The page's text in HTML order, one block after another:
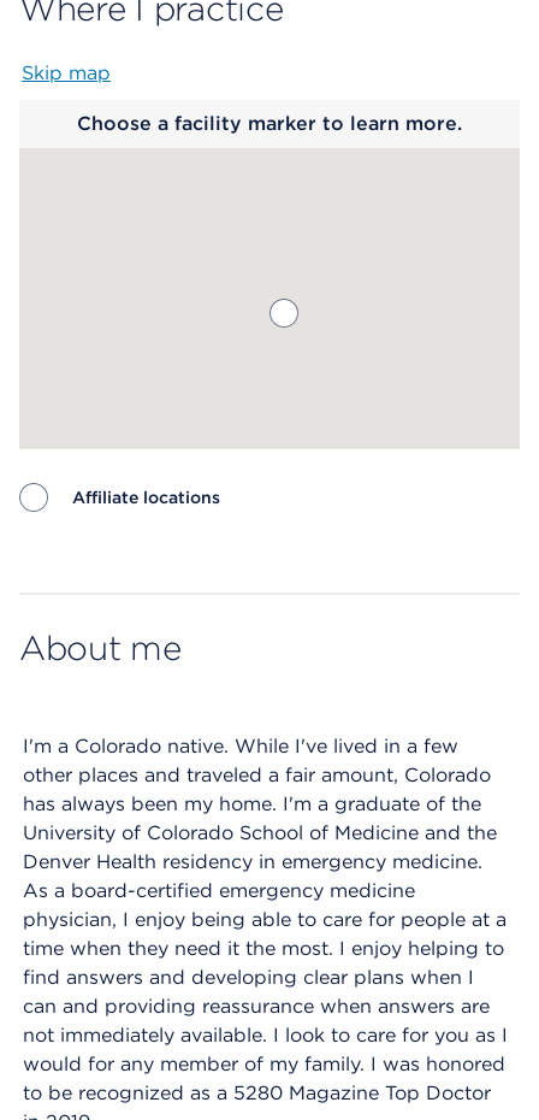
Where I practice
Skip map
Choose a facility marker to learn more.
Affiliate locations
About me
I'm a Colorado native. While I've lived in a few
other places and traveled a fair amount, Colorado
has always been my home. I'm a graduate of the
University of Colorado School of Medicine and the
Denver Health residency in emergency medicine.
As a board-certified emergency medicine
physician, I enjoy being able to care for people at a
time when they need it the most. I enjoy helping to
find answers and developing clear plans when I
can and providing reassurance when answers are
not immediately available. I look to care for you as I
would for any member of my family. I was honored
to be recognized as a 5280 Magazine Top Doctor